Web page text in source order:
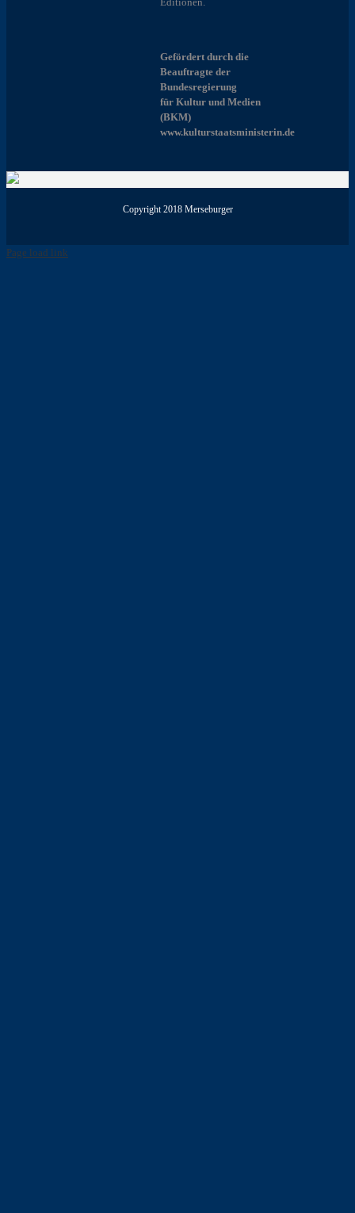
Gefördert durch die
Beauftragte der
Bundesregierung
für Kultur und Medien
(BKM)
www.kulturstaatsministerin.de
Copyright 2018 Merseburger
Page load link